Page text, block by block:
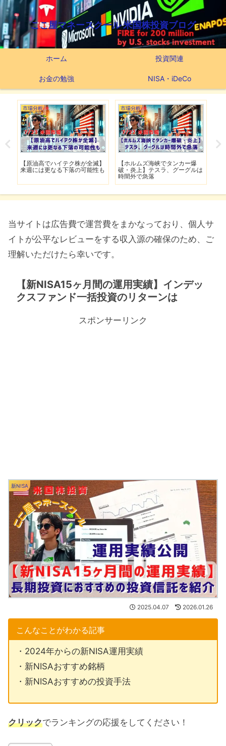
ここ屋マネースクール 米国株投資ブログ
ホーム 投資関連
お金の勉強 NISA・iDeCo
市場分析
【スーパーマイクロ時間外で爆
上げ】4日ぶりの反発はダマし
つみたてNISA
【新NISAの投資先はこれだ】
つみたてNISA63ヶ月間の運用
実績
当サイトは広告費で運営費をまかなっており、個人サ
イトが公平なレビューをする収入源の確保のため、ご
理解いただけたら幸いです。
【新NISA15ヶ月間の運用実績】インデッ
クスファンド一括投資のリターンは
スポンサーリンク
新NISA
2025.04.07 2026.01.26
こんなことがわかる記事
・2024年からの新NISA運用実績
・新NISAおすすめ銘柄
・新NISAおすすめの投資手法
クリックでランキングの応援をしてください！